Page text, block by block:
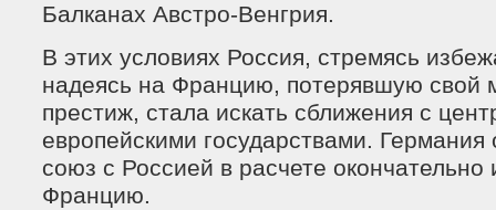
Балканах Австро-Венгрия.
В этих условиях Россия, стремясь
надеясь на Францию, потерявшую свой
престиж, стала искать сближения с
европейскими государствами.
союз с Россией в расчете окончательно
Францию.